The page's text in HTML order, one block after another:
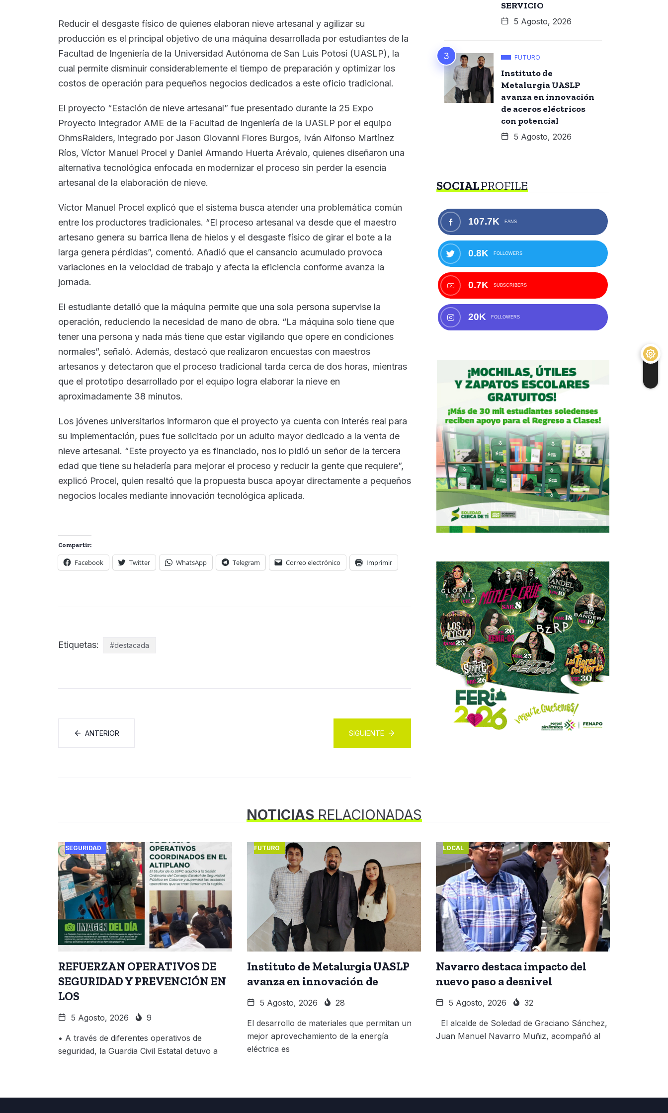
Reducir el desgaste físico de quienes elaboran nieve artesanal y agilizar su
producción es el principal objetivo de una máquina desarrollada por estudiantes de la
Facultad de Ingeniería de la Universidad Autónoma de San Luis Potosí (UASLP), la
cual permite disminuir considerablemente el tiempo de preparación y optimizar los
costos de operación para pequeños negocios dedicados a este oficio tradicional.
El proyecto “Estación de nieve artesanal” fue presentado durante la 25 Expo
Proyecto Integrador AME de la Facultad de Ingeniería de la UASLP por el equipo
OhmsRaiders, integrado por Jason Giovanni Flores Burgos, Iván Alfonso Martínez
Ríos, Víctor Manuel Procel y Daniel Armando Huerta Arévalo, quienes diseñaron una
alternativa tecnológica enfocada en modernizar el proceso sin perder la esencia
artesanal de la elaboración de nieve.
Víctor Manuel Procel explicó que el sistema busca atender una problemática común
entre los productores tradicionales. “El proceso artesanal va desde que el maestro
artesano genera su barrica llena de hielos y el desgaste físico de girar el bote a la
larga genera pérdidas”, comentó. Añadió que el cansancio acumulado provoca
variaciones en la velocidad de trabajo y afecta la eficiencia conforme avanza la
jornada.
El estudiante detalló que la máquina permite que una sola persona supervise la
operación, reduciendo la necesidad de mano de obra. “La máquina solo tiene que
tener una persona y nada más tiene que estar vigilando que opere en condiciones
normales”, señaló. Además, destacó que realizaron encuestas con maestros
artesanos y detectaron que el proceso tradicional tarda cerca de dos horas, mientras
que el prototipo desarrollado por el equipo logra elaborar la nieve en
aproximadamente 38 minutos.
Los jóvenes universitarios informaron que el proyecto ya cuenta con interés real para
su implementación, pues fue solicitado por un adulto mayor dedicado a la venta de
nieve artesanal. “Este proyecto ya es financiado, nos lo pidió un señor de la tercera
edad que tiene su heladería para mejorar el proceso y reducir la gente que requiere”,
explicó Procel, quien resaltó que la propuesta busca apoyar directamente a pequeños
negocios locales mediante innovación tecnológica aplicada.
Compartir:
Facebook Twitter WhatsApp Telegram Correo electrónico Imprimir
Etiquetas: #destacada
ANTERIOR SIGUIENTE
SERVICIO
5 Agosto, 2026
FUTURO
Instituto de
Metalurgia UASLP
avanza en innovación
de aceros eléctricos
con potencial
5 Agosto, 2026
SOCIALPROFILE
107.7K FANS
0.8K FOLLOWERS
0.7K SUBSCRIBERS
20K FOLLOWERS
NOTICIASRELACIONADAS
SEGURIDAD
REFUERZAN OPERATIVOS DE
SEGURIDAD Y PREVENCIÓN EN
LOS
5 Agosto, 2026 9
• A través de diferentes operativos de
seguridad, la Guardia Civil Estatal detuvo a
FUTURO
Instituto de Metalurgia UASLP
avanza en innovación de
5 Agosto, 2026 28
El desarrollo de materiales que permitan un
mejor aprovechamiento de la energía
eléctrica es
LOCAL
Navarro destaca impacto del
nuevo paso a desnivel
5 Agosto, 2026 32
El alcalde de Soledad de Graciano Sánchez,
Juan Manuel Navarro Muñiz, acompañó al